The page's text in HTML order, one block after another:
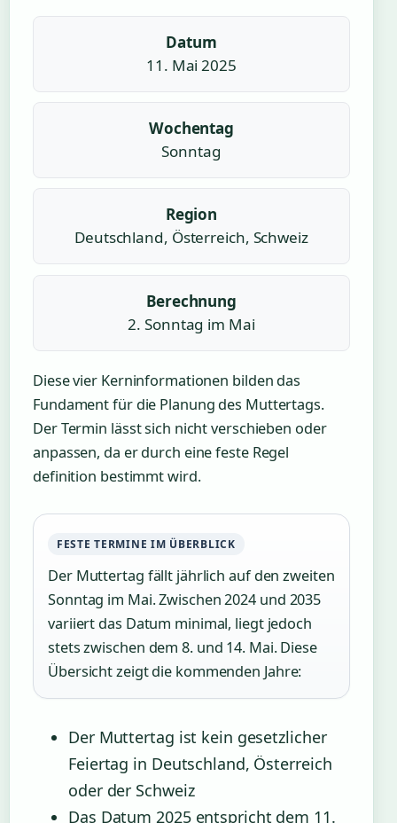
Datum
11. Mai 2025
Wochentag
Sonntag
Region
Deutschland, Österreich, Schweiz
Berechnung
2. Sonntag im Mai
Diese vier Kerninformationen bilden das
Fundament für die Planung des Muttertags.
Der Termin lässt sich nicht verschieben oder
anpassen, da er durch eine feste Regel
definition bestimmt wird.
FESTE TERMINE IM ÜBERBLICK
Der Muttertag fällt jährlich auf den zweiten
Sonntag im Mai. Zwischen 2024 und 2035
variiert das Datum minimal, liegt jedoch
stets zwischen dem 8. und 14. Mai. Diese
Übersicht zeigt die kommenden Jahre:
Der Muttertag ist kein gesetzlicher
Feiertag in Deutschland, Österreich
oder der Schweiz
Das Datum 2025 entspricht dem 11.